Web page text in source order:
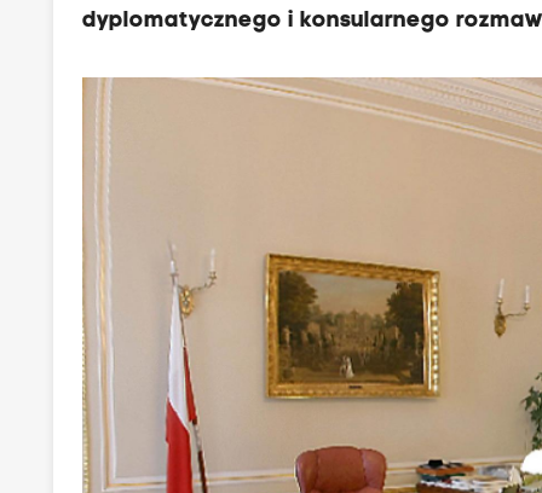
dyplomatycznego i konsularnego